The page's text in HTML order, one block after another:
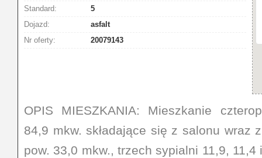
Standard:
5
Dojazd:
asfalt
Nr oferty:
20079143
OPIS MIESZKANIA: Mieszkanie
84,9 mkw. składające się z salonu wraz
pow. 33,0 mkw., trzech sypialni 11,9,